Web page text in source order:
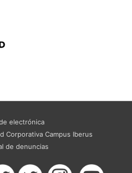
electrónica
Corporativa Campus Iberus
de denuncias